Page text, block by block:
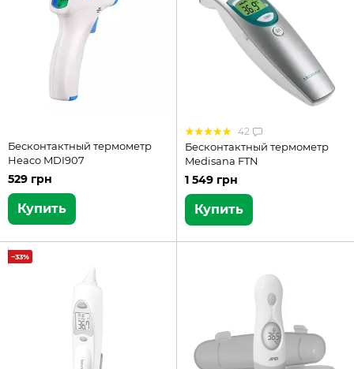
Бесконтактный термометр
Heaco MDI907
529 грн
Купить
42
Бесконтактный термометр
Medisana FTN
1 549 грн
Купить
−33%